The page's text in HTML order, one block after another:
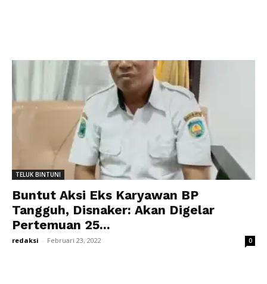
TELUK BINTUNI
Buntut Aksi Eks Karyawan BP
Tangguh, Disnaker: Akan Digelar
Pertemuan 25...
redaksi - Februari 23, 2022 0